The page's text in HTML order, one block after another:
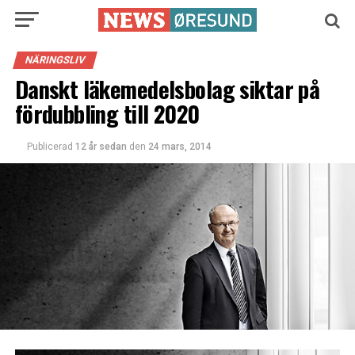
NÄRINGSLIV
Danskt läkemedelsbolag siktar på
fördubbling till 2020
Publicerad 12 år sedan den 24 mars, 2014